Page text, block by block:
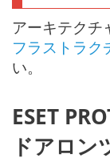
アーキテクチ
フラストラク
い。
ESET
ドアロン